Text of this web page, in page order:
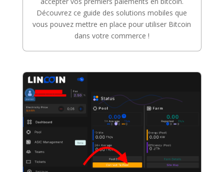
Découvrez ce guide des solutions mobiles que
vous pouvez mettre en place pour utiliser Bitcoin
dans votre commerce !